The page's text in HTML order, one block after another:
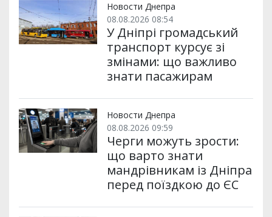
Новости Днепра
08.08.2026 08:54
У Дніпрі громадський
транспорт курсує зі
змінами: що важливо
знати пасажирам
Новости Днепра
08.08.2026 09:59
Черги можуть зрости:
що варто знати
мандрівникам із Дніпра
перед поїздкою до ЄС